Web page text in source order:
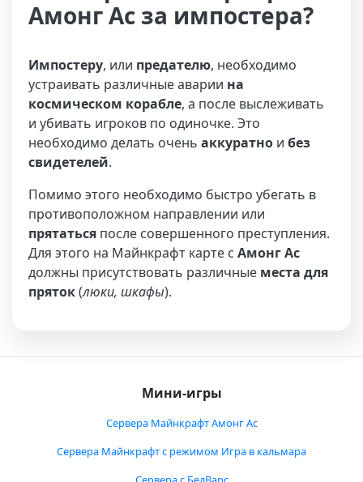
Амонг Ас за импостера?
Импостеру, или предателю, необходимо
устраивать различные аварии на
космическом корабле, а после выслеживать
и убивать игроков по одиночке. Это
необходимо делать очень аккуратно и без
свидетелей.
Помимо этого необходимо быстро убегать в
противоположном направлении или
прятаться после совершенного преступления.
Для этого на Майнкрафт карте с Амонг Ас
должны присутствовать различные места для
пряток(люки, шкафы).
Мини-игры
Сервера Майнкрафт Амонг Ас
Сервера Майнкрафт с режимом Игра в кальмара